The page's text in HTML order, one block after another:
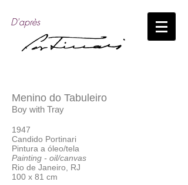
D'après
Menino do Tabuleiro
Boy with Tray
1947
​Candido Portinari
Pintura a óleo/tela
Painting - oil/canvas
Rio de Janeiro, RJ
100 x 81 cm